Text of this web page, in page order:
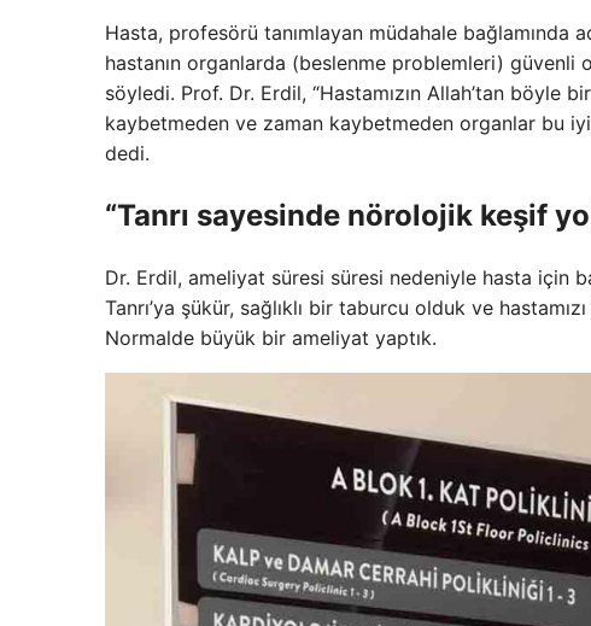
Hasta, profesörü tanımlayan müdahale bağlamında
hastanın organlarda (beslenme problemleri)
söyledi. Prof. Dr. Erdil, “Hastamızın Allah’tan böyle
kaybetmeden ve zaman kaybetmeden organlar bu iyi
dedi.
“Tanrı sayesinde nörolojik keşif
Dr. Erdil, ameliyat süresi süresi nedeniyle hasta için
Tanrı’ya şükür, sağlıklı bir taburcu olduk ve
Normalde büyük bir ameliyat yaptık.